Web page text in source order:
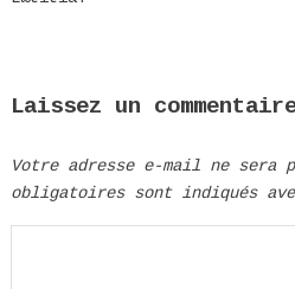
Laissez un
Votre adresse e-mail ne sera
obligatoires sont indiqués